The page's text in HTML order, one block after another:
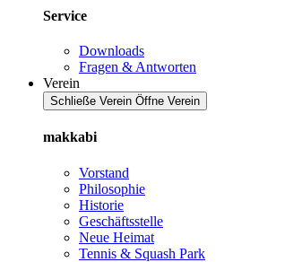
Service
Downloads
Fragen & Antworten
Verein
Schließe Verein Öffne Verein
makkabi
Vorstand
Philosophie
Historie
Geschäftsstelle
Neue Heimat
Tennis & Squash Park